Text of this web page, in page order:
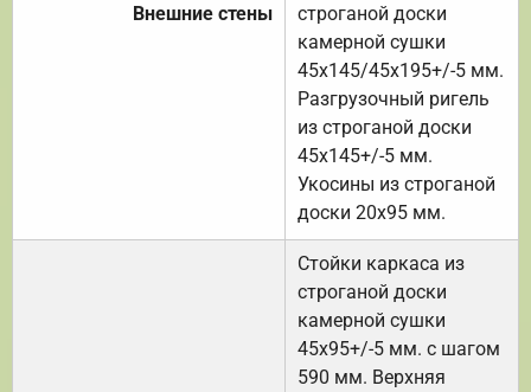
Внешние стены
строганой доски
камерной сушки
45х145/45х195+/-5 мм.
Разгрузочный ригель
из строганой доски
45х145+/-5 мм.
Укосины из строганой
доски 20х95 мм.
Стойки каркаса из
строганой доски
камерной сушки
45х95+/-5 мм. с шагом
590 мм. Верхняя